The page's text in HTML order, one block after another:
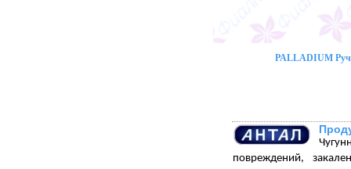
PALLADIUM
повреждений,